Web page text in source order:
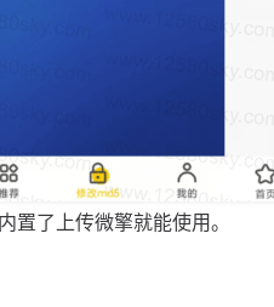
了上传微擎就能使用。